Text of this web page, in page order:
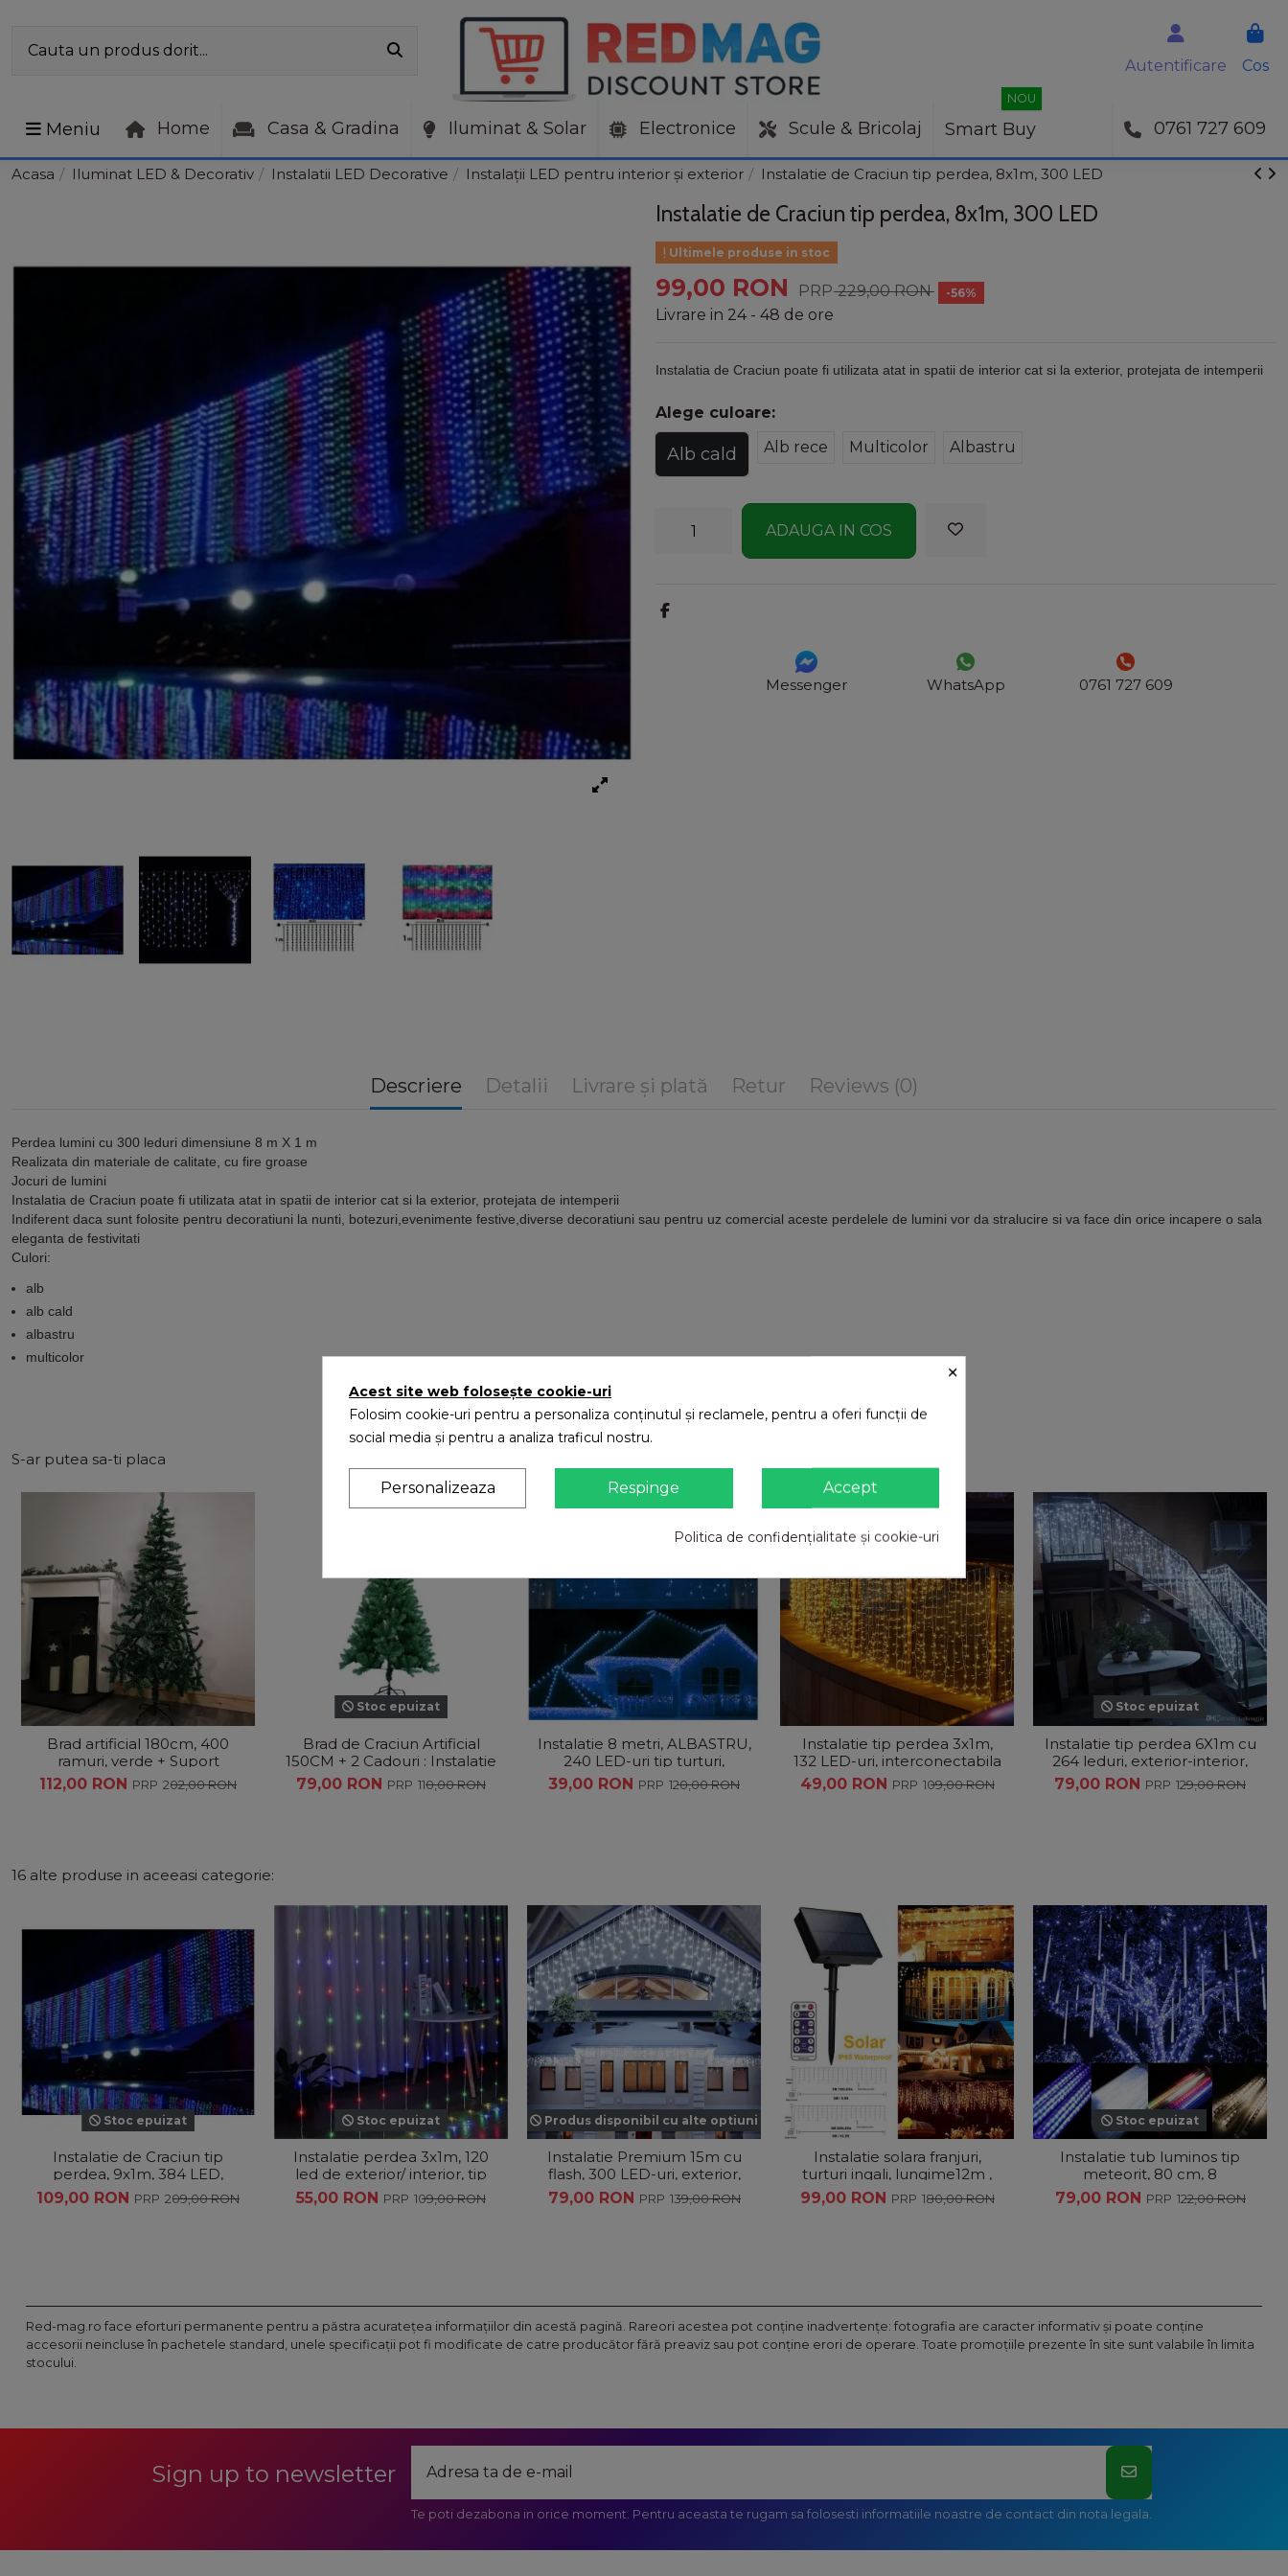
Autentificare Cos
Meniu Home Casa & Gradina Iluminat & Solar Electronice Scule & Bricolaj Smart Buy
NOU
0761 727 609
Acasa Iluminat LED & Decorativ Instalatii LED Decorative Instalații LED pentru interior și exterior Instalatie de Craciun tip perdea, 8x1m, 300 LED
Instalatie de Craciun tip perdea, 8x1m, 300 LED
Ultimele produse in stoc
99,00 RON 229,00 RON -56%
Livrare in 24 - 48 de ore
Instalatia de Craciun poate fi utilizata atat in spatii de interior cat si la exterior, protejata de intemperii
Alege culoare:
Alb cald Alb rece Multicolor Albastru
ADAUGA IN COS
Messenger WhatsApp 0761 727 609
Descriere Detalii Livrare și plată Retur Reviews (0)
Perdea lumini cu 300 leduri dimensiune 8 m X 1 m
Realizata din materiale de calitate, cu fire groase
Jocuri de lumini
Instalatia de Craciun poate fi utilizata atat in spatii de interior cat si la exterior, protejata de intemperii
Indiferent daca sunt folosite pentru decoratiuni la nunti, botezuri,evenimente festive,diverse decoratiuni sau pentru uz comercial aceste perdelele de lumini vor da stralucire si va face din orice incapere o sala
eleganta de festivitati
Culori:
alb
alb cald
albastru
multicolor
S-ar putea sa-ti placa
Brad artificial 180cm, 400
ramuri, verde + Suport
metalic si Instalatie 200LED
CADOU
112,00 RON 202,00 RON
Stoc epuizat
Brad de Craciun Artificial
150CM + 2 Cadouri : Instalatie
100L + suport metalic
79,00 RON 110,00 RON
Instalatie 8 metri, ALBASTRU,
240 LED-uri tip turturi,
franjuri, Craciun
39,00 RON 120,00 RON
Instalatie tip perdea 3x1m,
132 LED-uri, interconectabila
49,00 RON
109,00 RON
Stoc epuizat
Instalatie tip perdea 6X1m cu
264 leduri, exterior-interior,
interconectabila
79,00 RON 129,00 RON
16 alte produse in aceeasi categorie:
Stoc epuizat
Instalatie de Craciun tip
perdea, 9x1m, 384 LED,
interconectabila
109,00 RON 209,00 RON
Stoc epuizat
Instalatie perdea 3x1m, 120
led de exterior/ interior, tip
banda cu led turnat,...
55,00 RON 109,00 RON
Produs disponibil cu alte optiuni
Instalatie Premium 15m cu
flash, 300 LED-uri, exterior,
tip franjuri/ turturi ,fir alb,...
79,00 RON 139,00 RON
Instalatie solara franjuri,
turturi ingali, lungime12m ,
300 led-uri , alb rece
99,00 RON 180,00 RON
Stoc epuizat
Instalatie tub luminos tip
meteorit, 80 cm, 8
tuburi,interconectabil,
diverse culori
79,00 RON 122,00 RON
Red-mag.ro face eforturi permanente pentru a păstra acurateţea informaţiilor din acestă pagină. Rareori acestea pot conţine inadvertenţe: fotografia are caracter informativ şi poate conţine
accesorii neincluse în pachetele standard, unele specificaţii pot fi modificate de catre producător fără preaviz sau pot conţine erori de operare. Toate promoţiile prezente în site sunt valabile în limita
stocului.
Sign up to newsletter
Te poti dezabona in orice moment. Pentru aceasta te rugam sa folosesti informatiile noastre de contact din nota legala.
×
Acest site web folosește cookie-uri
Folosim cookie-uri pentru a personaliza conținutul și reclamele, pentru a oferi funcții de
social media și pentru a analiza traficul nostru.
Personalizeaza Respinge Accept
Politica de confidențialitate și cookie-uri